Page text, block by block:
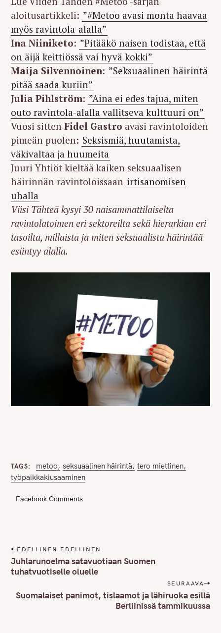
aloitusartikkeli: ”#Metoo avasi monta haavaa
myös ravintola-alalla”
Ina Niiniketo: ”Pitääkö naisen todistaa, että
on äijä keittiössä vai hyvä kokki”
Maija Silvennoinen: ”Seksuaalinen häirintä
pitää saada kuriin”
Julia Pihlström: ”Aina ei edes tajua, miten
outo ravintola-alalla vallitseva kulttuuri on”
Vuosi sitten Fidel Gastro avasi ravintoloiden
pimeän puolen: Seksismiä, huutamista,
väkivaltaa ja huumeita
Juuri Yhtiöt kieltää kaiken seksuaalisen
häirinnän ravintoloissaan irtisanomisen
uhalla
Viisi Tähteä kysyi 30 naisammattilaiselta
ravintolatoimen eri sektoreilta sekä hierarkian eri
tasoilta, millaista ja miten seksuaalista häirintää
esiintyy alalla.
TAGS metoo seksuaalinen häirintä tero miettinen
työpaikkakiusaaminen
Facebook Comments
P
o
s
EDELLINEN EDELLINEN
Juhlarunoelma satavuotiaan Suomen
tuhatvuotiselle oluelle
SEURAAVA
Suomalaiset panimot, tislaamot ja lähiruoka esillä
Berliinissä tammikuussa